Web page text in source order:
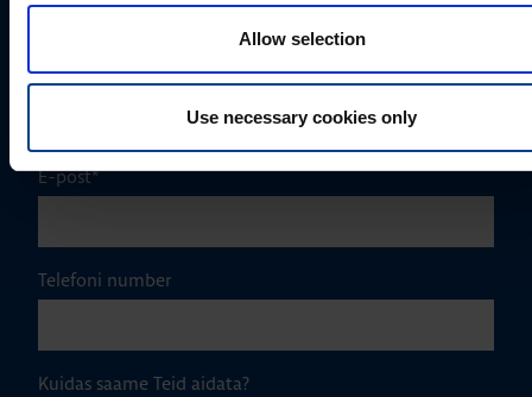
Allow selection
Use necessary cookies only
Ettevõte
E-post*
Telefoni number
Kuidas saame Teid aidata?